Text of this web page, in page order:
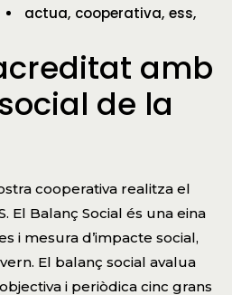
actua cooperativa ess
amb
de la
cooperativa realitza el
El Balanç Social és una eina
i mesura d’impacte social,
El balanç social avalua
i periòdica cinc grans